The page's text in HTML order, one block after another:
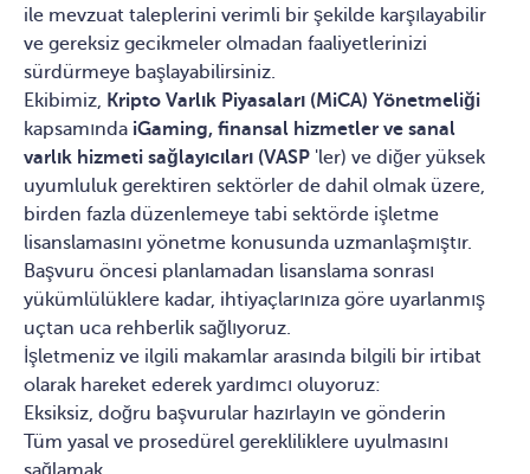
ile mevzuat taleplerini verimli bir şekilde karşılayabilir
ve gereksiz gecikmeler olmadan faaliyetlerinizi
sürdürmeye başlayabilirsiniz.
Ekibimiz, Kripto Varlık Piyasaları (MiCA) Yönetmeliği
kapsamında iGaming, finansal hizmetler ve sanal
varlık hizmeti sağlayıcıları (VASP 'ler) ve diğer yüksek
uyumluluk gerektiren sektörler de dahil olmak üzere,
birden fazla düzenlemeye tabi sektörde işletme
lisanslamasını yönetme konusunda uzmanlaşmıştır.
Başvuru öncesi planlamadan lisanslama sonrası
yükümlülüklere kadar, ihtiyaçlarınıza göre uyarlanmış
uçtan uca rehberlik sağlıyoruz.
İşletmeniz ve ilgili makamlar arasında bilgili bir irtibat
olarak hareket ederek yardımcı oluyoruz:
Eksiksiz, doğru başvurular hazırlayın ve gönderin
Tüm yasal ve prosedürel gerekliliklere uyulmasını